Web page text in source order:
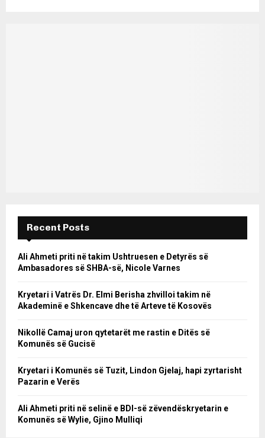
Recent Posts
Ali Ahmeti priti në takim Ushtruesen e Detyrës së
Ambasadores së SHBA-së, Nicole Varnes
Kryetari i Vatrës Dr. Elmi Berisha zhvilloi takim në
Akademinë e Shkencave dhe të Arteve të Kosovës
Nikollë Camaj uron qytetarët me rastin e Ditës së
Komunës së Gucisë
Kryetari i Komunës së Tuzit, Lindon Gjelaj, hapi zyrtarisht
Pazarin e Verës
Ali Ahmeti priti në selinë e BDI-së zëvendëskryetarin e
Komunës së Wylie, Gjino Mulliqi